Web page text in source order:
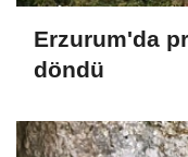
Erzurum'da
döndü